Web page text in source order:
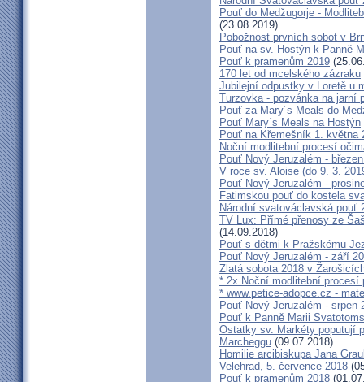
Pouť do Medžugorje -
(23.08.2019)
Pobožnost prvních sobot v
Pouť na sv. Hostýn k Panně
Pouť k pramenům 2019
170 let od mcelského zázraku
Jubilejní odpustky v Loretě u
Turzovka - pozvánka na jarní
Pouť za Mary´s Meals do
Pouť Mary´s Meals na Hostýn
Pouť na Křemešník 1. května
Noční modlitební procesí
Pouť Nový Jeruzalém -
V roce sv. Aloise (do 9. 3.
Pouť Nový Jeruzalém -
Fatimskou pouť do kostela
Národní svatováclavská pouť
TV Lux: Přímé přenosy ze
(14.09.2018)
Pouť s dětmi k Pražskému
Pouť Nový Jeruzalém - září
Zlatá sobota 2018 v
* 2x Noční modlitební
* www.petice-adopce.cz -
Pouť Nový Jeruzalém - srpen
Pouť k Panně Marii
Ostatky sv. Markéty poputují
Marcheggu (09.07.2018)
Homilie arcibiskupa Jana
Velehrad, 5. července 2018
Pouť k pramenům 2018